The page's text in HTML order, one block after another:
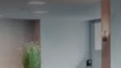
Die Säle haben direkten
ist es